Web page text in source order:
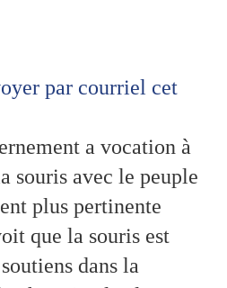
par courriel cet
a vocation à
souris avec le peuple
plus pertinente
que la souris est
dans la